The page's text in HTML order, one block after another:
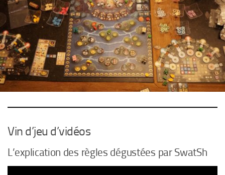
Vin d’jeu d’vidéos
L’explication des règles dégustées par SwatSh